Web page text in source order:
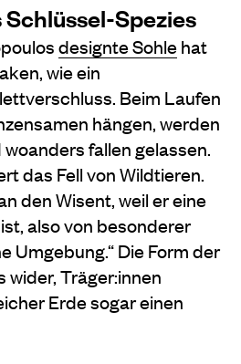
Schlüssel-Spezies
designte Sohlehat
wie ein
Beim Laufen
hängen, werden
fallen gelassen.
das Fell von Wildtieren.
den Wisent, weil er eine
also von besonderer
Umgebung.“ Die Form der
wider, Träger:innen
Erde sogar einen